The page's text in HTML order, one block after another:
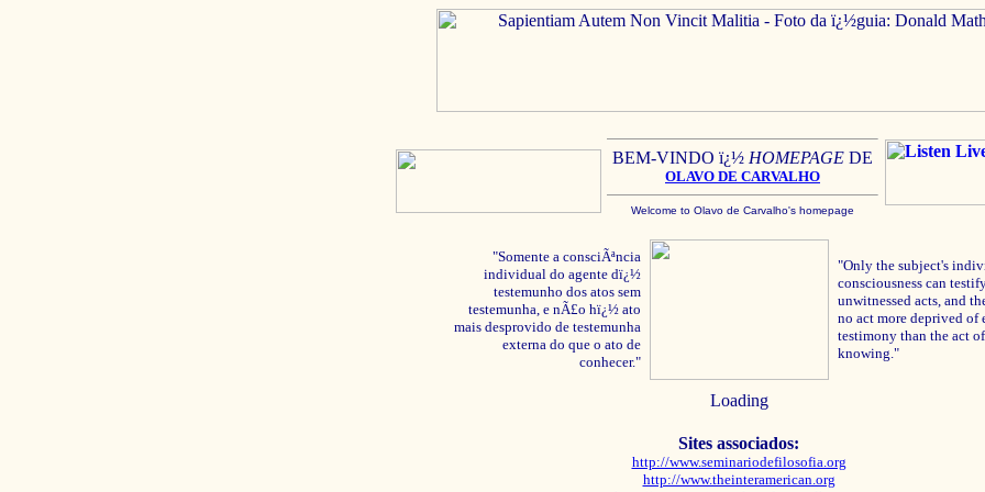
BEM-VINDO ï¿½ HOMEPAGE DE
OLAVO DE CARVALHO
Welcome to Olavo de Carvalho's homepage
"Somente a consciÃªncia
individual do agente dï¿½
testemunho dos atos sem
testemunha, e nÃ£o hï¿½ ato
mais desprovido de testemunha
externa do que o ato de
conhecer."
"Only the subject's
consciousness can
unwitnessed acts, and
no act more deprived of
testimony than the act of
knowing."
Loading
Sites associados:
http://www.seminariodefilosofia.org
http://www.theinteramerican.org